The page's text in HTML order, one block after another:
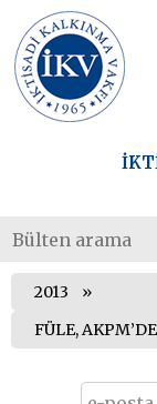
2013